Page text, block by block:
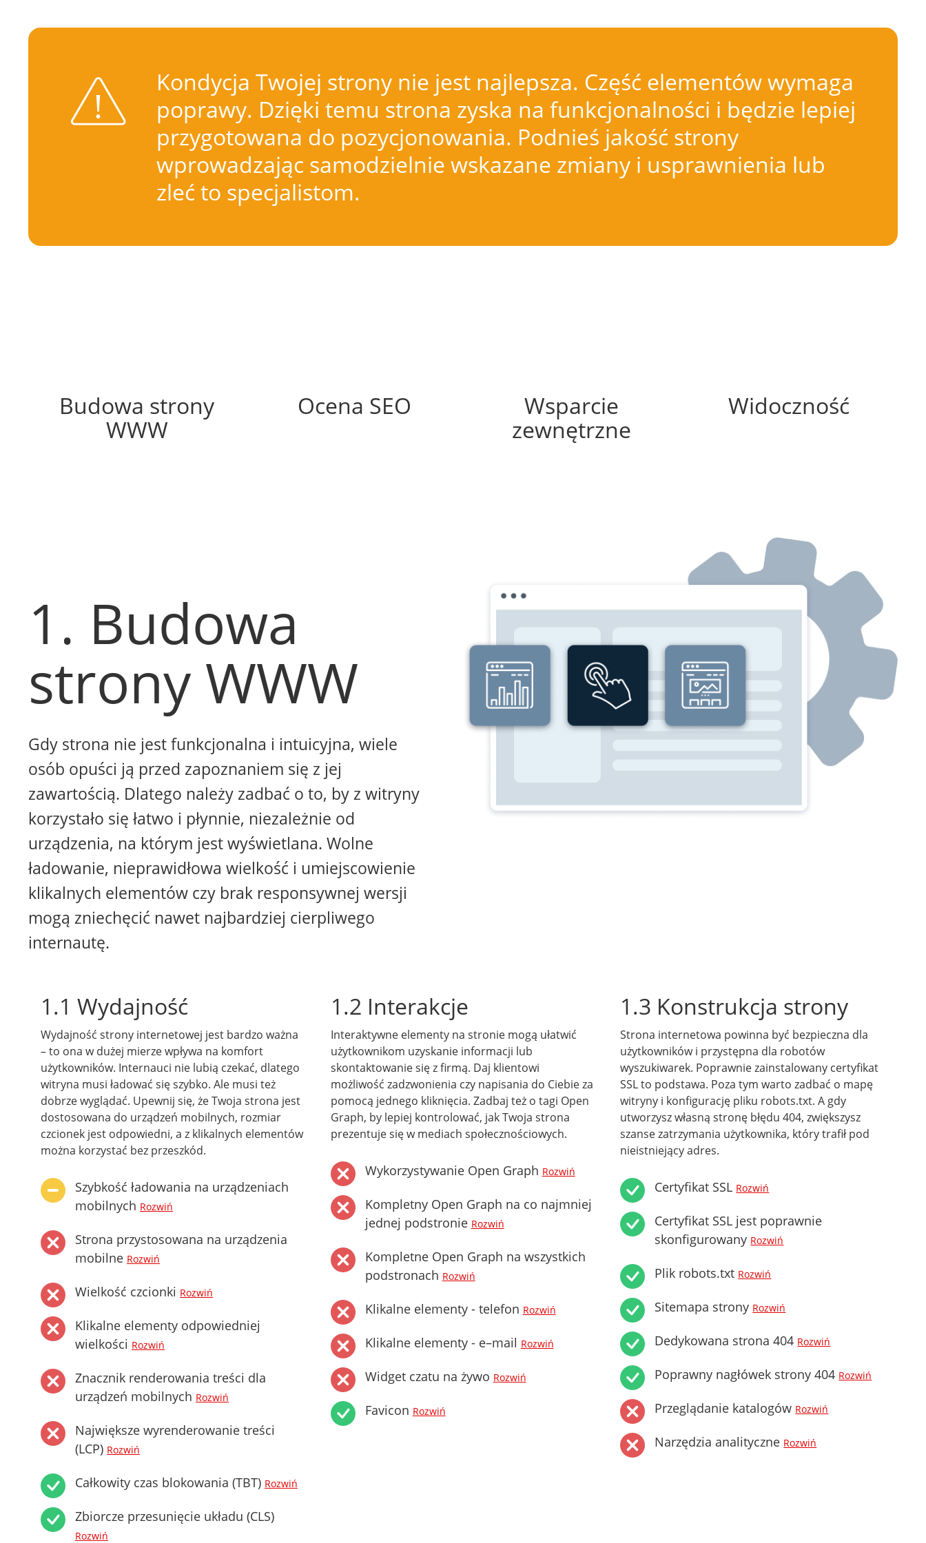
Kondycja Twojej strony nie jest najlepsza. Część elementów wymaga
poprawy. Dzięki temu strona zyska na funkcjonalności i będzie lepiej
przygotowana do pozycjonowania. Podnieś jakość strony
wprowadzając samodzielnie wskazane zmiany i usprawnienia lub
zleć to specjalistom.
Budowa strony
WWW
Ocena SEO
Wsparcie
zewnętrzne
Widoczność
1. Budowa
strony WWW
Gdy strona nie jest funkcjonalna i intuicyjna, wiele
osób opuści ją przed zapoznaniem się z jej
zawartością. Dlatego należy zadbać o to, by z witryny
korzystało się łatwo i płynnie, niezależnie od
urządzenia, na którym jest wyświetlana. Wolne
ładowanie, nieprawidłowa wielkość i umiejscowienie
klikalnych elementów czy brak responsywnej wersji
mogą zniechęcić nawet najbardziej cierpliwego
internautę.
1.1 Wydajność
Wydajność strony internetowej jest bardzo ważna
– to ona w dużej mierze wpływa na komfort
użytkowników. Internauci nie lubią czekać, dlatego
witryna musi ładować się szybko. Ale musi też
dobrze wyglądać. Upewnij się, że Twoja strona jest
dostosowana do urządzeń mobilnych, rozmiar
czcionek jest odpowiedni, a z klikalnych elementów
można korzystać bez przeszkód.
Szybkość ładowania na urządzeniach
mobilnych Rozwiń
Strona przystosowana na urządzenia
mobilne Rozwiń
Wielkość czcionki Rozwiń
Klikalne elementy odpowiedniej
wielkości Rozwiń
Znacznik renderowania treści dla
urządzeń mobilnych Rozwiń
Największe wyrenderowanie treści
(LCP) Rozwiń
Całkowity czas blokowania (TBT) Rozwiń
Zbiorcze przesunięcie układu (CLS)
Rozwiń
1.2 Interakcje
Interaktywne elementy na stronie mogą ułatwić
użytkownikom uzyskanie informacji lub
skontaktowanie się z firmą. Daj klientowi
możliwość zadzwonienia czy napisania do Ciebie za
pomocą jednego kliknięcia. Zadbaj też o tagi Open
Graph, by lepiej kontrolować, jak Twoja strona
prezentuje się w mediach społecznościowych.
Wykorzystywanie Open Graph Rozwiń
Kompletny Open Graph na co najmniej
jednej podstronie Rozwiń
Kompletne Open Graph na wszystkich
podstronach Rozwiń
Klikalne elementy - telefon Rozwiń
Klikalne elementy - e–mail Rozwiń
Widget czatu na żywo Rozwiń
Favicon Rozwiń
1.3 Konstrukcja strony
Strona internetowa powinna być bezpieczna dla
użytkowników i przystępna dla robotów
wyszukiwarek. Poprawnie zainstalowany certyfikat
SSL to podstawa. Poza tym warto zadbać o mapę
witryny i konfigurację pliku robots.txt. A gdy
utworzysz własną stronę błędu 404, zwiększysz
szanse zatrzymania użytkownika, który trafił pod
nieistniejący adres.
Certyfikat SSL Rozwiń
Certyfikat SSL jest poprawnie
skonfigurowany Rozwiń
Plik robots.txt Rozwiń
Sitemapa strony Rozwiń
Dedykowana strona 404 Rozwiń
Poprawny nagłówek strony 404 Rozwiń
Przeglądanie katalogów Rozwiń
Narzędzia analityczne Rozwiń